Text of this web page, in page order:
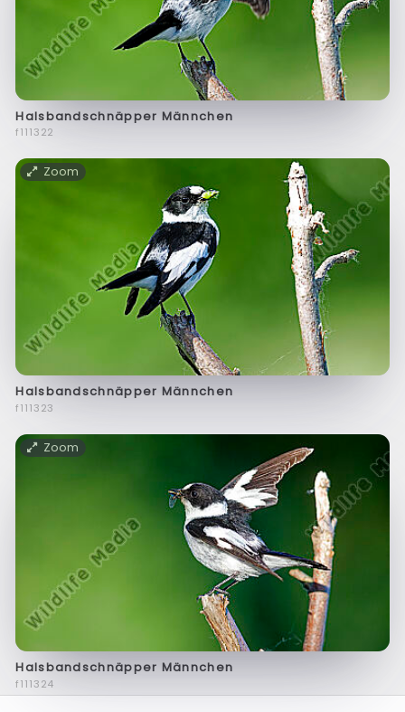
Halsbandschnäpper Männchen
f111322
Zoom
Halsbandschnäpper Männchen
f111323
Zoom
Halsbandschnäpper Männchen
f111324